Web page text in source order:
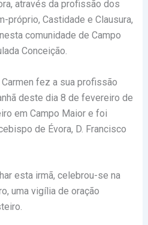
através da profissão dos
próprio, Castidade e Clausura,
comunidade de Campo
Conceição.
fez a sua profissão
deste dia 8 de fevereiro de
em Campo Maior e foi
de Évora, D. Francisco
esta irmã, celebrou-se na
uma vigília de oração